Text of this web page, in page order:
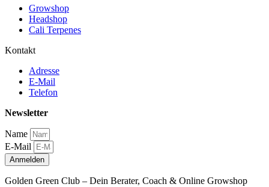
Growshop
Headshop
Cali Terpenes
Kontakt
Adresse
E-Mail
Telefon
Newsletter
Name
E-Mail
Anmelden
Golden Green Club – Dein Berater, Coach & Online Growshop